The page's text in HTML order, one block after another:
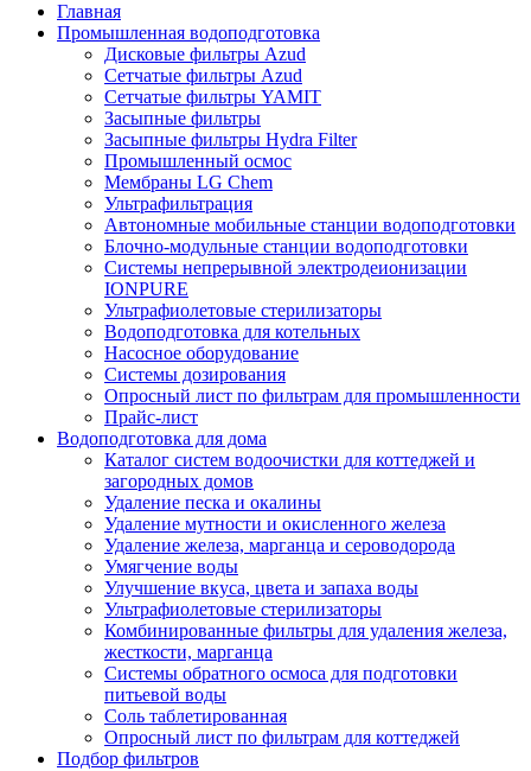
Главная
Промышленная водоподготовка
Дисковые фильтры Azud
Сетчатые фильтры Azud
Сетчатые фильтры YAMIT
Засыпные фильтры
Засыпные фильтры Hydra Filter
Промышленный осмос
Мембраны LG Chem
Ультрафильтрация
Автономные мобильные станции водоподготовки
Блочно-модульные станции водоподготовки
Системы непрерывной электродеионизации
IONPURE
Ультрафиолетовые стерилизаторы
Водоподготовка для котельных
Насосное оборудование
Системы дозирования
Опросный лист по фильтрам для промышленности
Прайс-лист
Водоподготовка для дома
Каталог систем водоочистки для коттеджей и
загородных домов
Удаление песка и окалины
Удаление мутности и окисленного железа
Удаление железа, марганца и сероводорода
Умягчение воды
Улучшение вкуса, цвета и запаха воды
Ультрафиолетовые стерилизаторы
Комбинированные фильтры для удаления железа,
жесткости, марганца
Системы обратного осмоса для подготовки
питьевой воды
Соль таблетированная
Опросный лист по фильтрам для коттеджей
Подбор фильтров